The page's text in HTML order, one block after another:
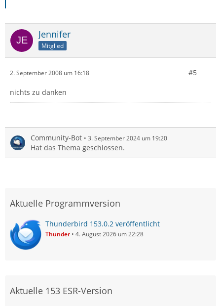
Jennifer
Mitglied
2. September 2008 um 16:18 #5
nichts zu danken
Community-Bot 3. September 2024 um 19:20
Hat das Thema geschlossen.
Aktuelle Programmversion
Thunderbird 153.0.2 veröffentlicht
Thunder 4. August 2026 um 22:28
Aktuelle 153 ESR-Version